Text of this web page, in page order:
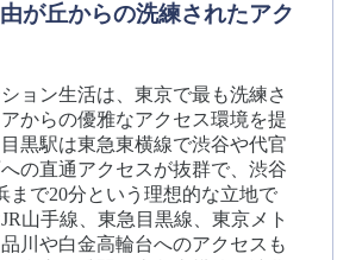
が丘からの洗練されたアク
ョン生活は、東京で最も洗練さ
からの優雅なアクセス環境を提
黒駅は東急東横線で渋谷や代官
の直通アクセスが抜群で、渋谷
まで20分という理想的な立地で
山手線、東急目黒線、東京メト
川や白金高輪台へのアクセスも